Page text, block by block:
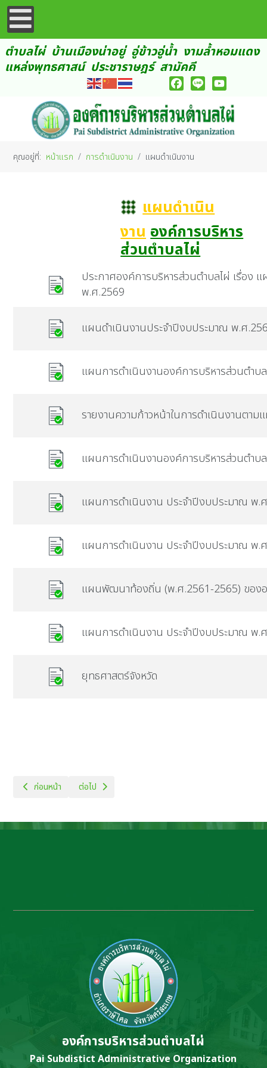
ตำบลไผ่ บ้านเมืองน่าอยู่ อู่ข้าวอู่น้ำ งามล้ำหอมแดง
แหล่งพุทธศาสน์ ประชาราษฎร์ สามัคคี
คุณอยู่ที่: หน้าแรก การดำเนินงาน แผนดำเนินงาน
แผนดำเนิน
งานองค์การบริหาร
ส่วนตำบลไผ่
ประกาศองค์การบริหารส่วนตำบลไผ่ เรื่อง
พ.ศ.2569
แผนดำเนินงานประจำปีงบประมาณ พ.ศ
แผนการดำเนินงานองค์การบริหารส่วนตำ
รายงานความก้าวหน้าในการดำเนินงานตา
แผนการดำเนินงานองค์การบริหารส่วนตำ
แผนการดำเนินงาน ประจำปีงบประมาณ พ.
แผนการดำเนินงาน ประจำปีงบประมาณ พ.
แผนพัฒนาท้องถิ่น (พ.ศ.2561-2565) ของ
แผนการดำเนินงาน ประจำปีงบประมาณ พ.
ยุทธศาสตร์จังหวัด
เนื้อหาก่อนหน้า: แผนการใช้จ่ายงบประมาณ
ก่อนหน้า เนื้อหาถัดไป: ข้อมูลสถิติการคลัง
ต่อไป
องค์การบริหารส่วนตำบลไผ่
Pai Subdistict Administrative Organization